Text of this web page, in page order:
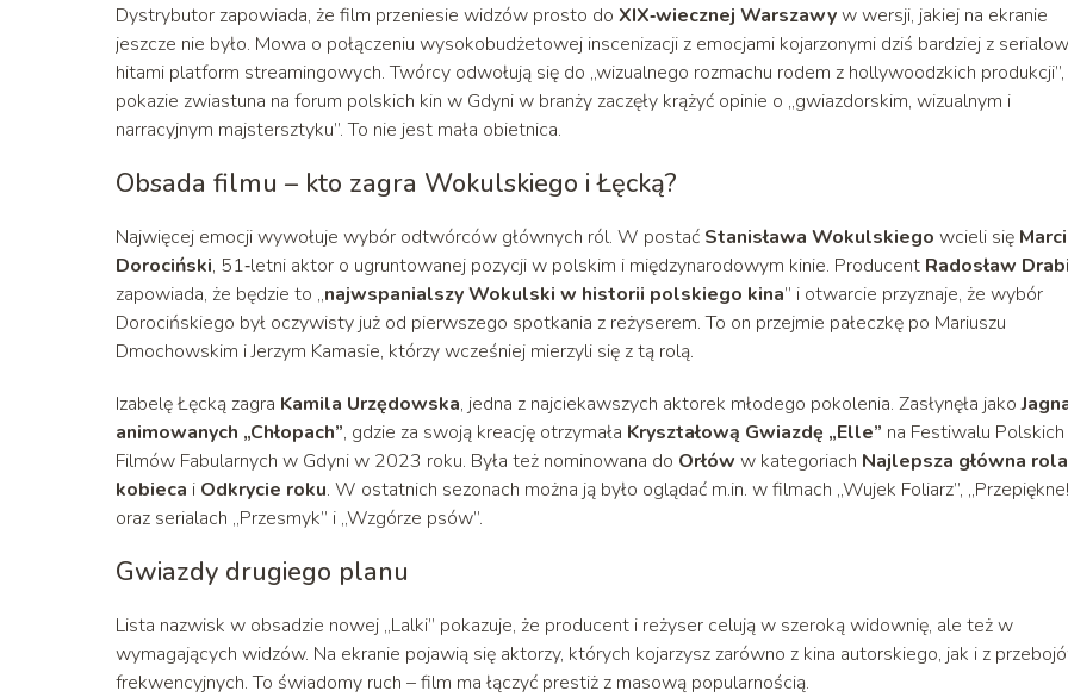
Dystrybutor zapowiada, że film przeniesie widzów prosto do XIX‑wiecznej Warszawyw wersji, jakiej na ekranie
jeszcze nie było. Mowa o połączeniu wysokobudżetowej inscenizacji z emocjami kojarzonymi dziś bardziej z
hitami platform streamingowych. Twórcy odwołują się do „wizualnego rozmachu rodem z hollywoodzkich
pokazie zwiastuna na forum polskich kin w Gdyni w branży zaczęły krążyć opinie o „gwiazdorskim, wizualnym i
narracyjnym majstersztyku”. To nie jest mała obietnica.
Obsada filmu – kto zagra Wokulskiego i Łęcką?
Najwięcej emocji wywołuje wybór odtwórców głównych ról. W postać Stanisława Wokulskiego wcieli się
Dorociński, 51‑letni aktor o ugruntowanej pozycji w polskim i międzynarodowym kinie. Producent Radosław
zapowiada, że będzie to „najwspanialszy Wokulski w historii polskiego kina” i otwarcie przyznaje, że wybór
Dorocińskiego był oczywisty już od pierwszego spotkania z reżyserem. To on przejmie pałeczkę po Mariuszu
Dmochowskim i Jerzym Kamasie, którzy wcześniej mierzyli się z tą rolą.
Izabelę Łęcką zagra Kamila Urzędowska, jedna z najciekawszych aktorek młodego pokolenia. Zasłynęła jako
animowanych „Chłopach”, gdzie za swoją kreację otrzymała Kryształową Gwiazdę „Elle” na Festiwalu Polskich
Filmów Fabularnych w Gdyni w 2023 roku. Była też nominowana do Orłów w kategoriach Najlepsza główna rola
kobieca i Odkrycie roku. W ostatnich sezonach można ją było oglądać m.in. w filmach „Wujek Foliarz”,
oraz serialach „Przesmyk” i „Wzgórze psów”.
Gwiazdy drugiego planu
Lista nazwisk w obsadzie nowej „Lalki” pokazuje, że producent i reżyser celują w szeroką widownię, ale też w
wymagających widzów. Na ekranie pojawią się aktorzy, których kojarzysz zarówno z kina autorskiego, jak i z
frekwencyjnych. To świadomy ruch – film ma łączyć prestiż z masową popularnością.